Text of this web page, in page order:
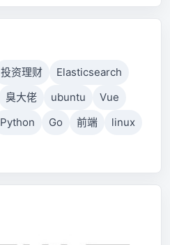
投资理财
Elasticsearch
臭大佬 ubuntu
Vue
Python Go 前端
linux